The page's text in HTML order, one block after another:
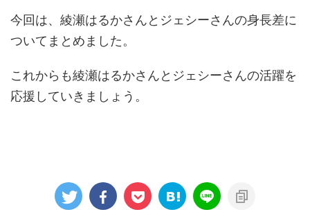
今回は、綾瀬はるかさんとジェシーさんの身長差に
ついてまとめました。
これからも綾瀬はるかさんとジェシーさんの活躍を
応援していきましょう。